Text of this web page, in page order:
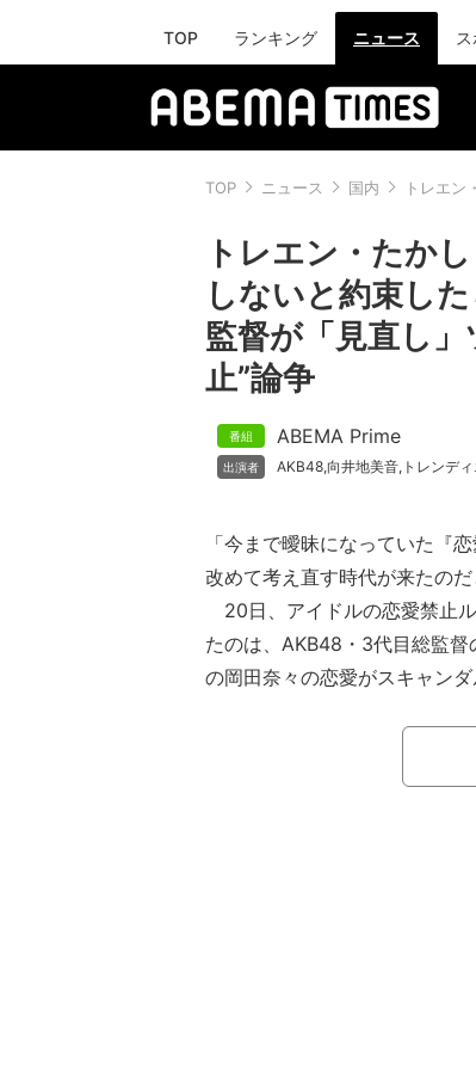
TOP ランキング ニュース
TOP ニュース 国内 トレエン
トレエン・たか
しないと約束し
監督が「見直し
止”論争
ABEMA Prime
AKB48,向井地美音, トレンデ
「今まで曖昧になっていた『
改めて考え直す時代が来たのだ
20日、アイドルの恋愛禁止
たのは、AKB48・3代目総監
の岡田奈々の恋愛がスキャン
【映像】トレエン・たかし、